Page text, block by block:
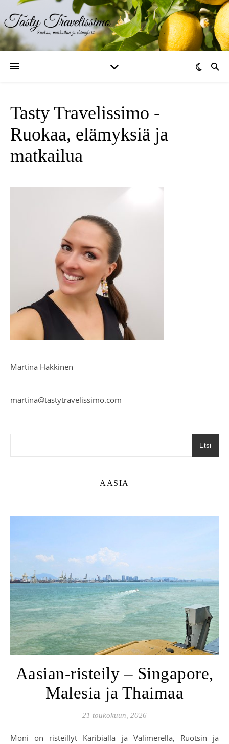
Tasty Travelissimo -
Ruokaa, elämyksiä ja
matkailua
Martina Häkkinen
martina@tastytravelissimo.com
Etsi
AASIA
Aasian-risteily – Singapore,
Malesia ja Thaimaa
21 toukokuun, 2026
Moni on risteillyt Karibialla ja Välimerellä, Ruotsin ja